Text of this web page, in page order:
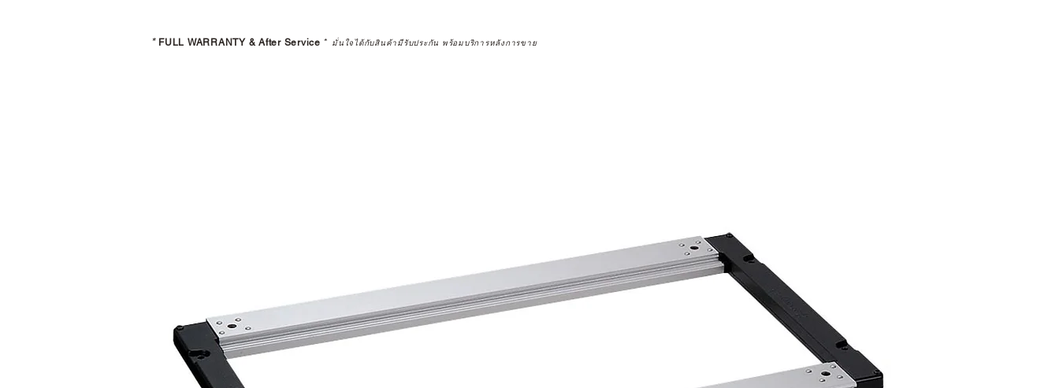
* FULL WARRANTY & After Service * มั่นใจได้กับสินค้ามีรับประกัน พร้อมบริการหลังการขาย